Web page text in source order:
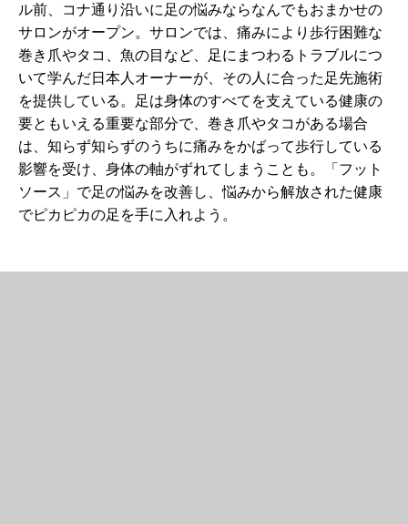
ル前、コナ通り沿いに足の悩みならなんでもおまかせの
サロンがオープン。サロンでは、痛みにより歩行困難な
巻き爪やタコ、魚の目など、足にまつわるトラブルにつ
いて学んだ日本人オーナーが、その人に合った足先施術
を提供している。足は身体のすべてを支えている健康の
要ともいえる重要な部分で、巻き爪やタコがある場合
は、知らず知らずのうちに痛みをかばって歩行している
影響を受け、身体の軸がずれてしまうことも。「フット
ソース」で足の悩みを改善し、悩みから解放された健康
でピカピカの足を手に入れよう。